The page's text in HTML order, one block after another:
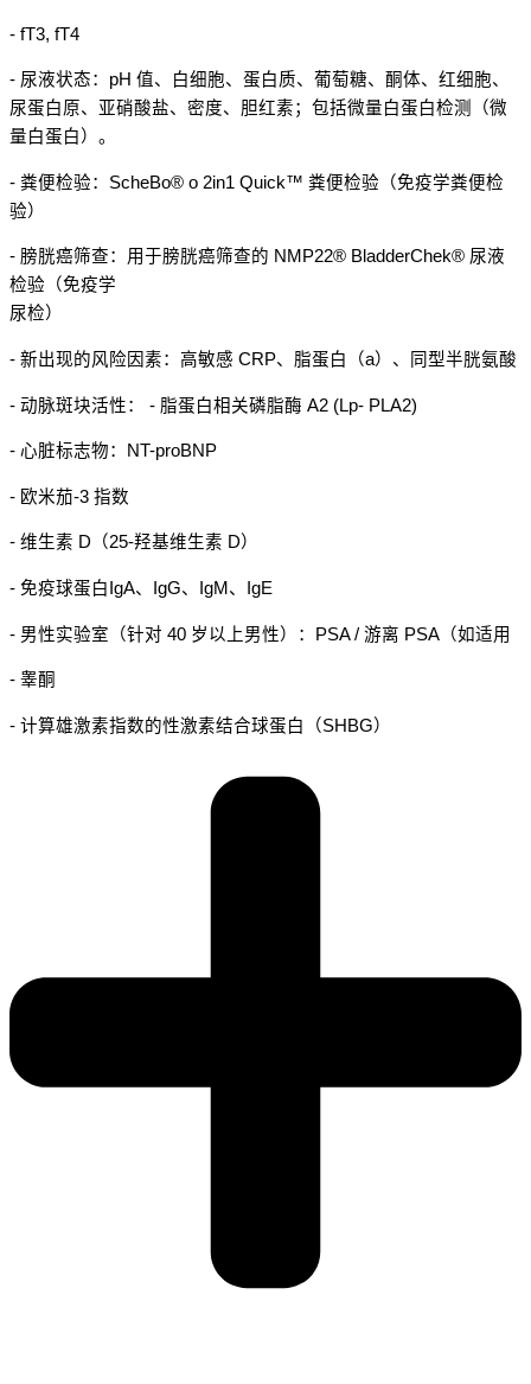
- fT3, fT4
- 尿液状态：pH 值、白细胞、蛋白质、葡萄糖、酮体、红细胞、
尿蛋白原、亚硝酸盐、密度、胆红素；包括微量白蛋白检测（微
量白蛋白）。
- 粪便检验：ScheBo® o 2in1 Quick™ 粪便检验（免疫学粪便检
验）
- 膀胱癌筛查：用于膀胱癌筛查的 NMP22® BladderChek® 尿液
检验（免疫学
尿检）
- 新出现的风险因素：高敏感 CRP、脂蛋白（a）、同型半胱氨酸
- 动脉斑块活性： - 脂蛋白相关磷脂酶 A2 (Lp- PLA2)
- 心脏标志物：NT-proBNP
- 欧米茄-3 指数
- 维生素 D（25-羟基维生素 D）
- 免疫球蛋白IgA、IgG、IgM、IgE
- 男性实验室（针对 40 岁以上男性）：PSA / 游离 PSA（如适用
- 睾酮
- 计算雄激素指数的性激素结合球蛋白（SHBG）